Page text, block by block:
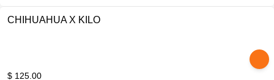
CHIHUAHUA X KILO
$ 125.00